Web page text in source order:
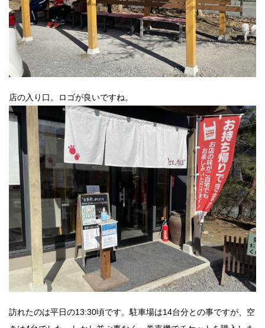
店の入り口。ロゴが良いですね。
訪れたのは平日の13:30頃です。駐車場は14台分との事ですが、空